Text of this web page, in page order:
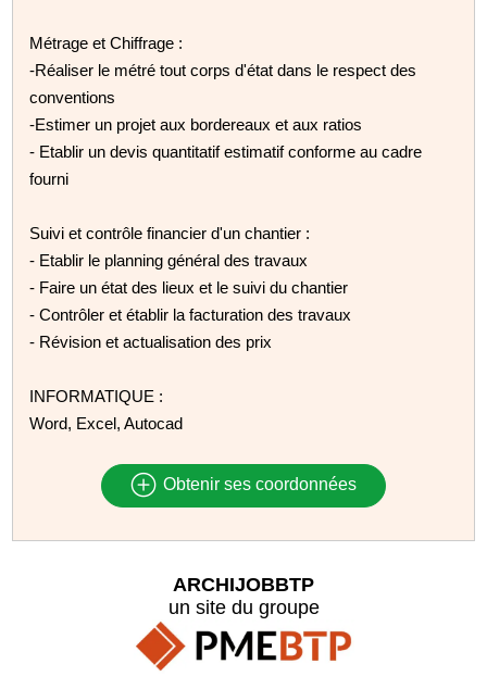
Métrage et Chiffrage :
-Réaliser le métré tout corps d'état dans le respect des
conventions
-Estimer un projet aux bordereaux et aux ratios
- Etablir un devis quantitatif estimatif conforme au cadre
fourni
Suivi et contrôle financier d'un chantier :
- Etablir le planning général des travaux
- Faire un état des lieux et le suivi du chantier
- Contrôler et établir la facturation des travaux
- Révision et actualisation des prix
INFORMATIQUE :
Word, Excel, Autocad
Obtenir ses coordonnées
ARCHIJOBBTP
un site du groupe